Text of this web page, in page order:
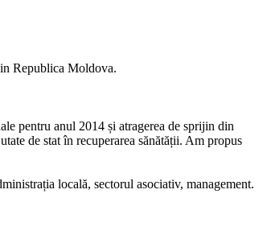
Republica Moldova.
pentru anul 2014 și atragerea de sprijin din
de stat în recuperarea sănătății. Am propus
locală, sectorul asociativ, management.